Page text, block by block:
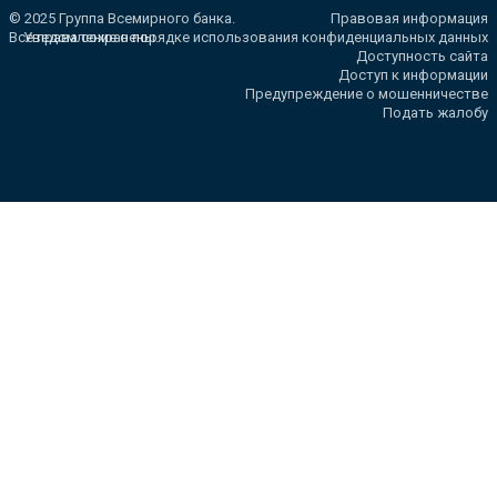
© 2025 Группа Всемирного банка.
Все права сохранены.
Правовая информация
Уведомление о порядке использования конфиденциальных данных
Доступность сайта
Доступ к информации
Предупреждение о мошенничестве
Подать жалобу